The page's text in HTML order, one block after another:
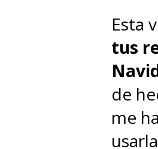
Esta
tus
de
me